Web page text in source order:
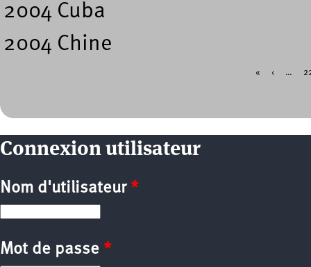
2004 Cuba
2004 Chine
« ‹ …
Connexion utilisateur
Nom d'utilisateur *
Mot de passe *